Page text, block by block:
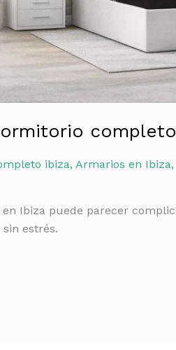
ibiza, Armarios en Ibiza,
Ibiza puede parecer
estrés.